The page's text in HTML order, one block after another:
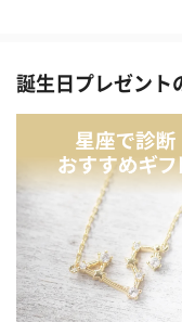
誕生日プレゼント